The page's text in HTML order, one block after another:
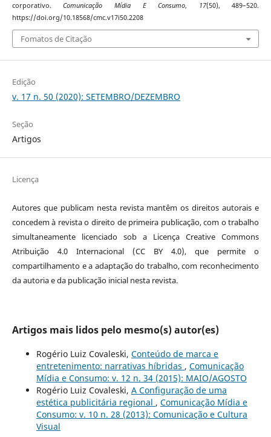
corporativo.Comunicação Mídia E Consumo, 17(50), 489–520.
https://doi.org/10.18568/cmc.v17i50.2208
Fomatos de Citação
Edição
v. 17 n. 50 (2020): SETEMBRO/DEZEMBRO
Seção
Artigos
Licença
Autores que publicam nesta revista mantêm os direitos autorais e
concedem à revista o direito de primeira publicação, com o trabalho
simultaneamente licenciado sob a Licença Creative Commons
Atribuição 4.0 Internacional (CC BY 4.0), que permite o
compartilhamento e a adaptação do trabalho, com reconhecimento
da autoria e da publicação inicial nesta revista.
Artigos mais lidos pelo mesmo(s) autor(es)
Rogério Luiz Covaleski, Conteúdo de marca e
entretenimento: narrativas híbridas , Comunicação
Mídia e Consumo: v. 12 n. 34 (2015): MAIO/AGOSTO
Rogério Luiz Covaleski, A Configuração de uma
estética publicitária regional , Comunicação Mídia e
Consumo: v. 10 n. 28 (2013): Comunicação e Cultura
Visual